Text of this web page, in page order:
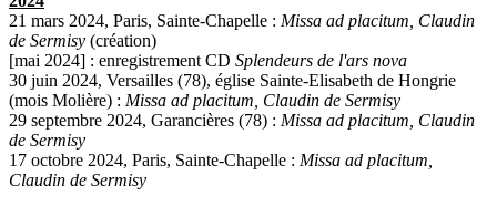
21 mars 2024, Paris, Sainte-Chapelle : Missa ad placitum, Claudin
de Sermisy (création)
[mai 2024] : enregistrement CD Splendeurs de l'ars nova
30 juin 2024, Versailles (78), église Sainte-Elisabeth de Hongrie
(mois Molière) : Missa ad placitum, Claudin de Sermisy
29 septembre 2024, Garancières (78) : Missa ad placitum, Claudin
de Sermisy
17 octobre 2024, Paris, Sainte-Chapelle : Missa ad placitum,
Claudin de Sermisy